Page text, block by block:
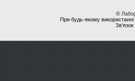
©
При будь-якому використанні
Зв'язок